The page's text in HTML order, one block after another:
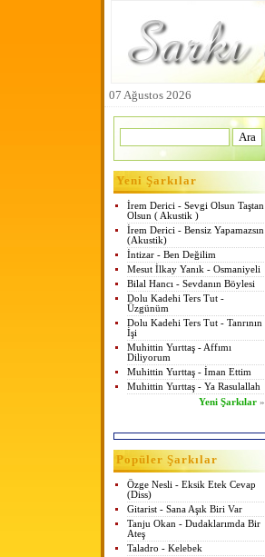
07 Ağustos 2026
Yeni Şarkılar
İrem Derici - Sevgi Olsun Taştan
Olsun ( Akustik )
İrem Derici - Bensiz Yapamazsın
(Akustik)
İntizar - Ben Değilim
Mesut İlkay Yanık - Osmaniyeli
Bilal Hancı - Sevdanın Böylesi
Dolu Kadehi Ters Tut -
Üzgünüm
Dolu Kadehi Ters Tut - Tanrının
İşi
Muhittin Yurttaş - Affımı
Diliyorum
Muhittin Yurttaş - İman Ettim
Muhittin Yurttaş - Ya Rasulallah
Yeni Şarkılar »
Popüler Şarkılar
Özge Nesli - Eksik Etek Cevap
(Diss)
Gitarist - Sana Aşık Biri Var
Tanju Okan - Dudaklarımda Bir
Ateş
Taladro - Kelebek